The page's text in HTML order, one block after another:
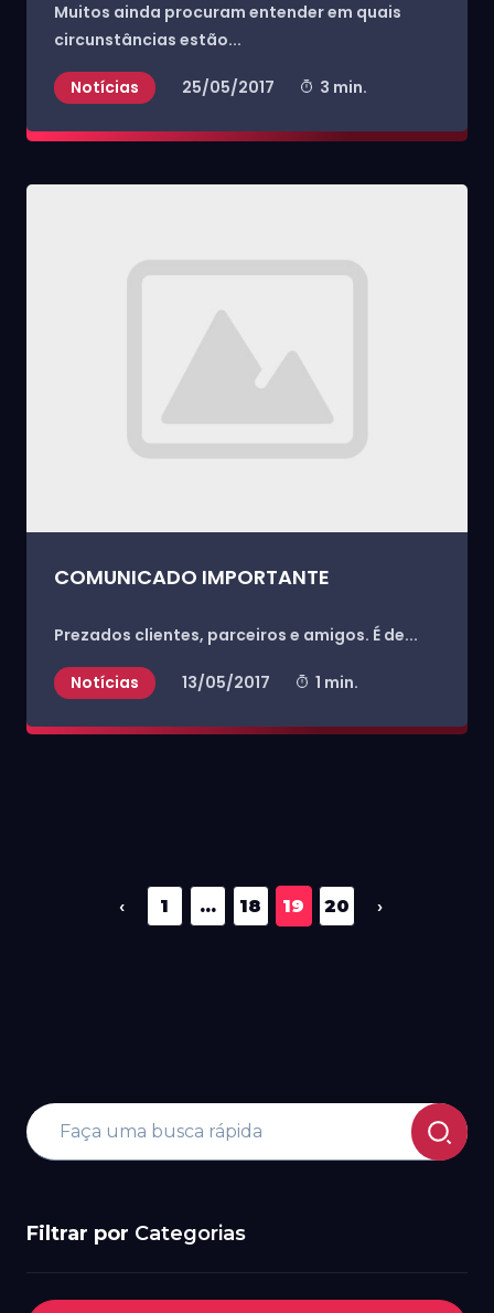
Muitos ainda procuram entender em quais
circunstâncias estão...
Notícias 25/05/2017 3 min.
COMUNICADO IMPORTANTE
Prezados clientes, parceiros e amigos. É de...
Notícias 13/05/2017 1 min.
‹ 1 ... 18 19 20 ›
Filtrar por Categorias